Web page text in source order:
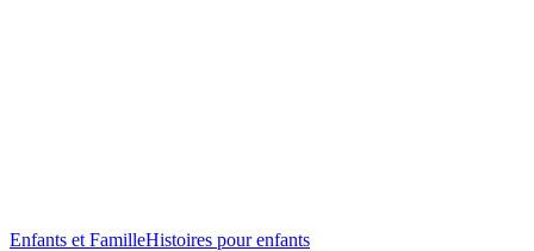
Enfants et FamilleHistoires pour enfants